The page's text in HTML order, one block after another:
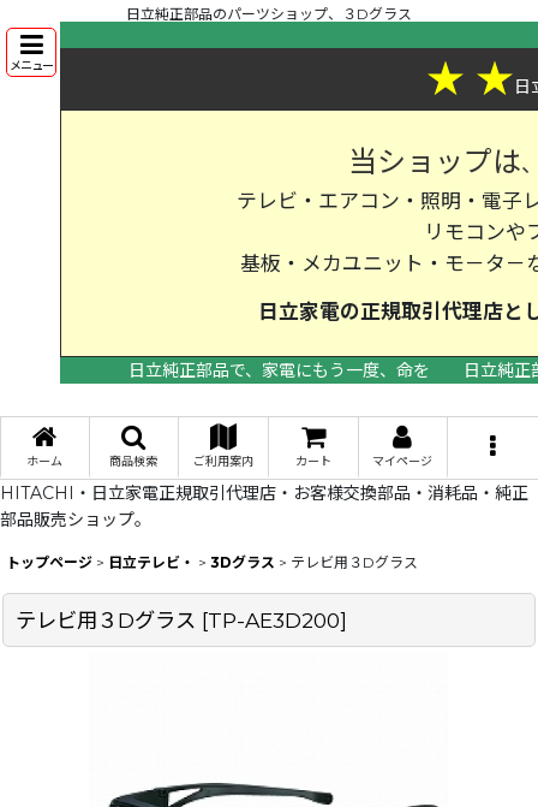
日立純正部品のパーツショップ、３Dグラス
メニュー ★ ★日
当ショップは
テレビ・エアコン・照明・電子
リモコンや
基板・メカユニット・モ－タ－
日立家電の正規取引代理店
日立純正部品で、家電にもう一度、命を
日立純
ホーム 商品検索 ご利用案内 カート マイページ
HITACHI・日立家電正規取引代理店・お客様交換部品・消耗品・純正
部品販売ショップ。
トップページ > 日立テレビ・ > 3Dグラス > テレビ用３Dグラス
テレビ用３Dグラス [TP-AE3D200]